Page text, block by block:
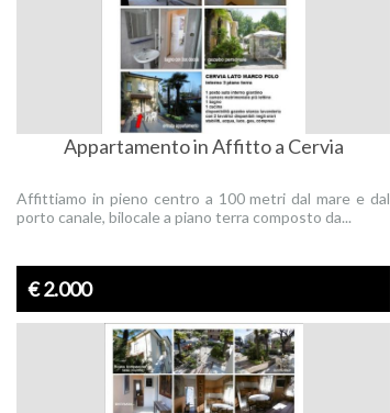
Appartamento in Affitto a Cervia
Affittiamo in pieno centro a 100 metri dal mare e dal
porto canale, bilocale a piano terra composto da...
€ 2.000